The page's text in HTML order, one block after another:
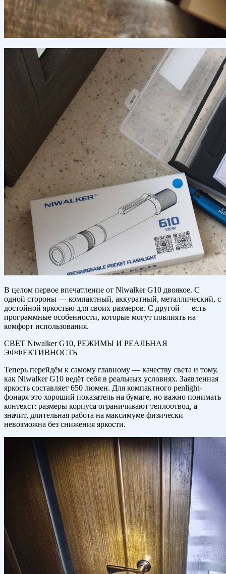
В целом первое впечатление от Niwalker G10 двоякое. С
одной стороны — компактный, аккуратный, металлический, с
достойной яркостью для своих размеров. С другой — есть
программные особенности, которые могут повлиять на
комфорт использования.
СВЕТ Niwalker G10, РЕЖИМЫ И РЕАЛЬНАЯ
ЭФФЕКТИВНОСТЬ
Теперь перейдём к самому главному — качеству света и тому,
как Niwalker G10 ведёт себя в реальных условиях. Заявленная
яркость составляет 650 люмен. Для компактного penlight-
фонаря это хороший показатель на бумаге, но важно понимать
контекст: размеры корпуса ограничивают теплоотвод, а
значит, длительная работа на максимуме физически
невозможна без снижения яркости.